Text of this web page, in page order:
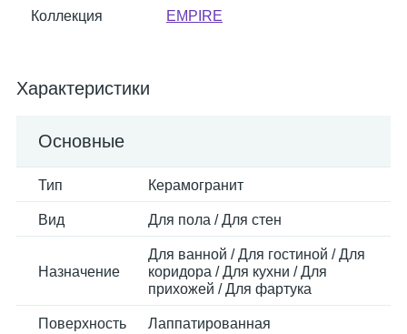
Коллекция EMPIRE
Характеристики
Основные
Тип Керамогранит
Вид Для пола / Для стен
Назначение
Для ванной / Для гостиной / Для
коридора / Для кухни / Для
прихожей / Для фартука
Поверхность Лаппатированная